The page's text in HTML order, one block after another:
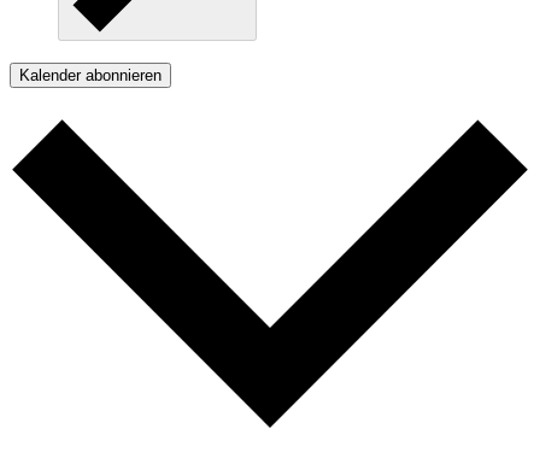
Kalender abonnieren